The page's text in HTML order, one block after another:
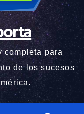
completa para
de los sucesos